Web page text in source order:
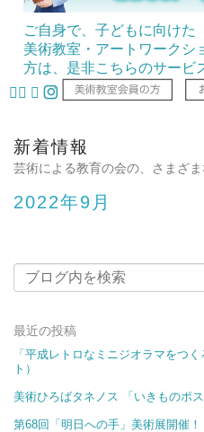
ご自身で、子どもに向けた
美術教室・アートワークシ
方は、是非こちらのサービ
新着情報
芸術による教育の会の、さまざ
2022年9月
最近の投稿
「平成レトロなミニジオラマをつ
ト）
美術ひろばタネノス 「いきものポス
第68回「明日への手」美術展開催！